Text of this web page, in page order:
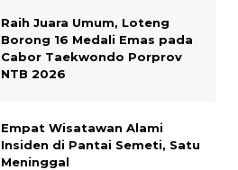
Raih Juara Umum, Loteng
Borong 16 Medali Emas pada
Cabor Taekwondo Porprov
NTB 2026
Empat Wisatawan Alami
Insiden di Pantai Semeti, Satu
Meninggal